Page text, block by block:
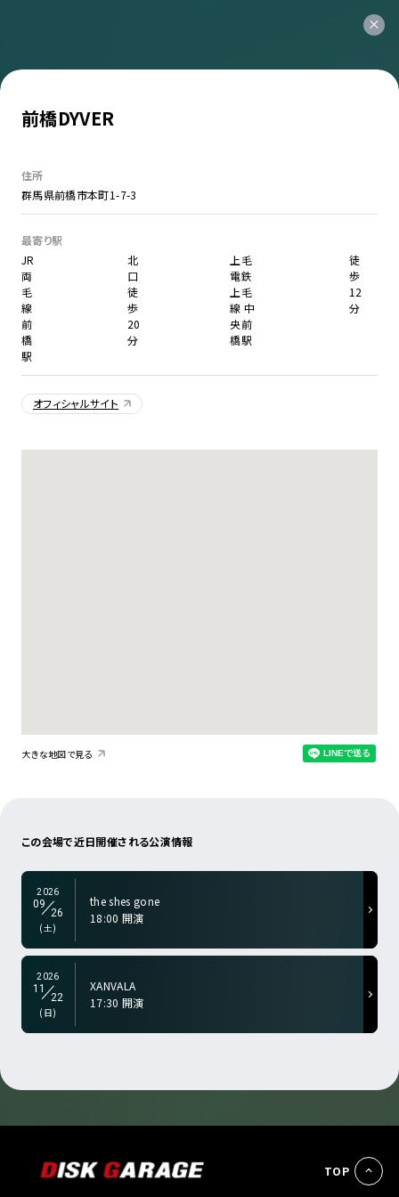
前橋DYVER
住所
群馬県前橋市本町1-7-3
最寄り駅
JR
両
毛
線
前
橋
駅
北
口
徒
歩
20
分
上毛
電鉄
上毛
線 中
央前
橋駅
徒
歩
12
分
オフィシャルサイト
大きな地図で見る
この会場で近日開催される公演情報
color="gry">
2026
09
26
(土)
the shes gone
18:00 開演
color="gry">
2026
11
22
(日)
XANVALA
17:30 開演
TOP